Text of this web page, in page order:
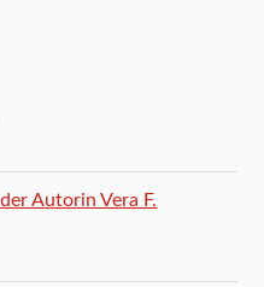
Autorin Vera F.